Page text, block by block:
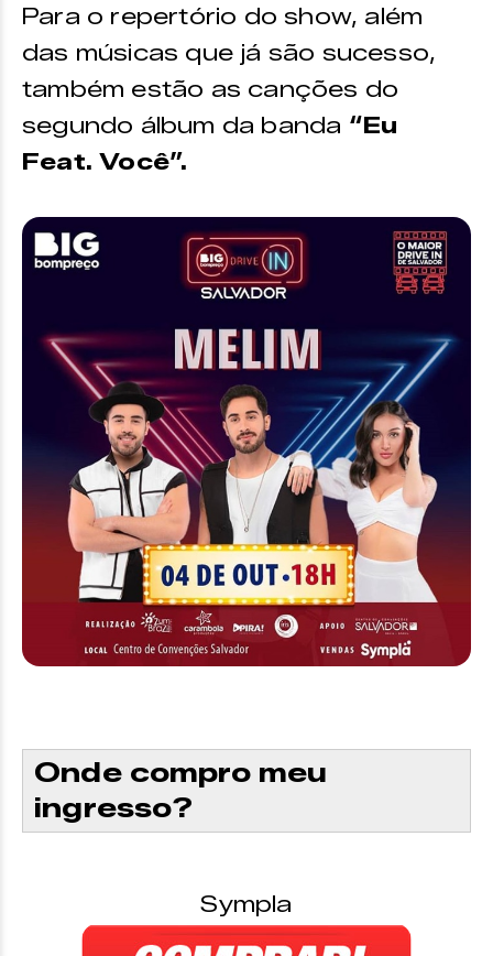
Para o repertório do show, além
das músicas que já são sucesso,
também estão as canções do
segundo álbum da banda “Eu
Feat. Você”.
Onde compro meu
ingresso?
Sympla